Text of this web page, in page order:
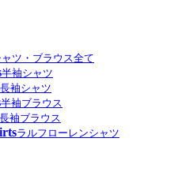
ャツ・ブラウス全て
半袖シャツ
長袖シャツ
半袖ブラウス
長袖ブラウス
ラルフローレンシャツ